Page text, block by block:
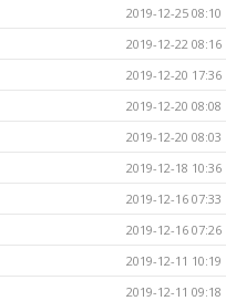
2019-12-25 08:10
2019-12-22 08:16
2019-12-20 17:36
2019-12-20 08:08
2019-12-20 08:03
2019-12-18 10:36
2019-12-16 07:33
2019-12-16 07:26
2019-12-11 10:19
2019-12-11 09:18